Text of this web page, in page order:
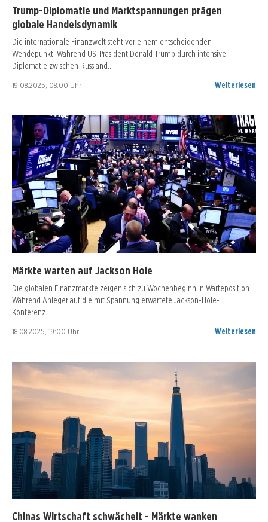
Trump-Diplomatie und Marktspannungen prägen
globale Handelsdynamik
Die internationale Finanzwelt steht vor einem entscheidenden
Wendepunkt. Während US-Präsident Donald Trump durch intensive
Diplomatie zwischen Russland…
19.08.2025, 08:00 Uhr Weiterlesen
Märkte warten auf Jackson Hole
Die globalen Finanzmärkte zeigen sich zu Wochenbeginn in Warteposition.
Während Anleger auf die mit Spannung erwartete Jackson-Hole-
Konferenz…
18.08.2025, 19:00 Uhr Weiterlesen
Chinas Wirtschaft schwächelt - Märkte wanken